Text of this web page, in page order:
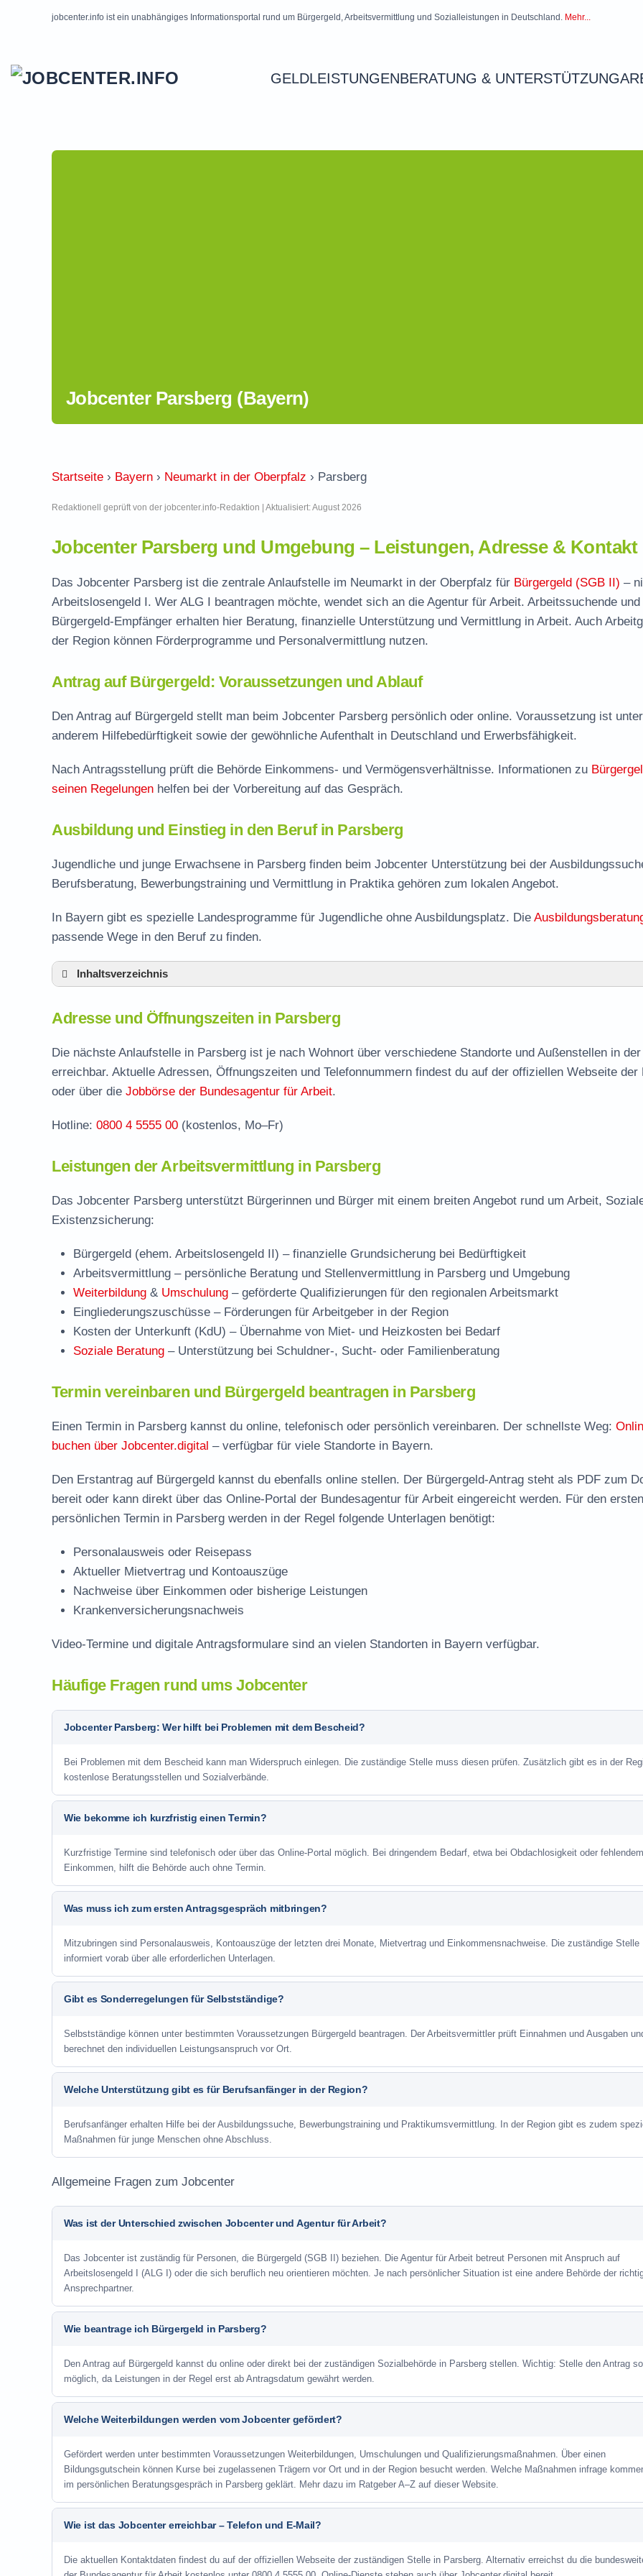
jobcenter.info ist ein unabhängiges Informationsportal rund um Bürgergeld, Arbeitsvermittlung und Sozialleistungen in Deutschland. Mehr...
GELDLEISTUNGENBERATUNG & UNTERSTÜTZUNG
Jobcenter Parsberg (Bayern)
Startseite › Bayern › Neumarkt in der Oberpfalz › Parsberg
Redaktionell geprüft von der jobcenter.info-Redaktion | Aktualisiert: August 2026
Jobcenter Parsberg und Umgebung – Leistungen, Adresse & Kontakt
Das Jobcenter Parsberg ist die zentrale Anlaufstelle im Neumarkt in der Oberpfalz für Bürgergeld (SGB II) –
Arbeitslosengeld I. Wer ALG I beantragen möchte, wendet sich an die Agentur für Arbeit. Arbeitssuchende und
Bürgergeld-Empfänger erhalten hier Beratung, finanzielle Unterstützung und Vermittlung in Arbeit. Auch
der Region können Förderprogramme und Personalvermittlung nutzen.
Antrag auf Bürgergeld: Voraussetzungen und Ablauf
Den Antrag auf Bürgergeld stellt man beim Jobcenter Parsberg persönlich oder online. Voraussetzung ist unter
anderem Hilfebedürftigkeit sowie der gewöhnliche Aufenthalt in Deutschland und Erwerbsfähigkeit.
Nach Antragsstellung prüft die Behörde Einkommens- und Vermögensverhältnisse. Informationen zu
seinen Regelungen helfen bei der Vorbereitung auf das Gespräch.
Ausbildung und Einstieg in den Beruf in Parsberg
Jugendliche und junge Erwachsene in Parsberg finden beim Jobcenter Unterstützung bei der
Berufsberatung, Bewerbungstraining und Vermittlung in Praktika gehören zum lokalen Angebot.
In Bayern gibt es spezielle Landesprogramme für Jugendliche ohne Ausbildungsplatz. Die
passende Wege in den Beruf zu finden.
Inhaltsverzeichnis
Leistungen der Arbeitsvermittlung in Parsberg
Termin vereinbaren und Bürgergeld beantragen
Jobcenter Neumarkt in der Oberpfalz – zuständige Stelle
Stellenangebote und Jobbörse in Parsberg
Häufige Fragen rund ums Jobcenter
Adresse und Öffnungszeiten in Parsberg
Die nächste Anlaufstelle in Parsberg ist je nach Wohnort über verschiedene Standorte und Außenstellen in
erreichbar. Aktuelle Adressen, Öffnungszeiten und Telefonnummern findest du auf der offiziellen Webseite der
oder über die Jobbörse der Bundesagentur für Arbeit.
Hotline: 0800 4 5555 00 (kostenlos, Mo–Fr)
Leistungen der Arbeitsvermittlung in Parsberg
Das Jobcenter Parsberg unterstützt Bürgerinnen und Bürger mit einem breiten Angebot rund um Arbeit,
Existenzsicherung:
Bürgergeld (ehem. Arbeitslosengeld II) – finanzielle Grundsicherung bei Bedürftigkeit
Arbeitsvermittlung – persönliche Beratung und Stellenvermittlung in Parsberg und Umgebung
Weiterbildung & Umschulung – geförderte Qualifizierungen für den regionalen Arbeitsmarkt
Eingliederungszuschüsse – Förderungen für Arbeitgeber in der Region
Kosten der Unterkunft (KdU) – Übernahme von Miet- und Heizkosten bei Bedarf
Soziale Beratung – Unterstützung bei Schuldner-, Sucht- oder Familienberatung
Termin vereinbaren und Bürgergeld beantragen in Parsberg
Einen Termin in Parsberg kannst du online, telefonisch oder persönlich vereinbaren. Der schnellste Weg:
buchen über Jobcenter.digital – verfügbar für viele Standorte in Bayern.
Den Erstantrag auf Bürgergeld kannst du ebenfalls online stellen. Der Bürgergeld-Antrag steht als PDF zum
bereit oder kann direkt über das Online-Portal der Bundesagentur für Arbeit eingereicht werden. Für den ersten
persönlichen Termin in Parsberg werden in der Regel folgende Unterlagen benötigt:
Personalausweis oder Reisepass
Aktueller Mietvertrag und Kontoauszüge
Nachweise über Einkommen oder bisherige Leistungen
Krankenversicherungsnachweis
Video-Termine und digitale Antragsformulare sind an vielen Standorten in Bayern verfügbar.
Häufige Fragen rund ums Jobcenter
Jobcenter Parsberg: Wer hilft bei Problemen mit dem Bescheid?
Bei Problemen mit dem Bescheid kann man Widerspruch einlegen. Die zuständige Stelle muss diesen prüfen. Zusätzlich gibt es in der
kostenlose Beratungsstellen und Sozialverbände.
Wie bekomme ich kurzfristig einen Termin?
Kurzfristige Termine sind telefonisch oder über das Online-Portal möglich. Bei dringendem Bedarf, etwa bei Obdachlosigkeit oder fehlendem
Einkommen, hilft die Behörde auch ohne Termin.
Was muss ich zum ersten Antragsgespräch mitbringen?
Mitzubringen sind Personalausweis, Kontoauszüge der letzten drei Monate, Mietvertrag und Einkommensnachweise. Die zuständige Stelle
informiert vorab über alle erforderlichen Unterlagen.
Gibt es Sonderregelungen für Selbstständige?
Selbstständige können unter bestimmten Voraussetzungen Bürgergeld beantragen. Der Arbeitsvermittler prüft Einnahmen und Ausgaben
berechnet den individuellen Leistungsanspruch vor Ort.
Welche Unterstützung gibt es für Berufsanfänger in der Region?
Berufsanfänger erhalten Hilfe bei der Ausbildungssuche, Bewerbungstraining und Praktikumsvermittlung. In der Region gibt es zudem
Maßnahmen für junge Menschen ohne Abschluss.
Allgemeine Fragen zum Jobcenter
Was ist der Unterschied zwischen Jobcenter und Agentur für Arbeit?
Das Jobcenter ist zuständig für Personen, die Bürgergeld (SGB II) beziehen. Die Agentur für Arbeit betreut Personen mit Anspruch auf
Arbeitslosengeld I (ALG I) oder die sich beruflich neu orientieren möchten. Je nach persönlicher Situation ist eine andere Behörde der
Ansprechpartner.
Wie beantrage ich Bürgergeld in Parsberg?
Den Antrag auf Bürgergeld kannst du online oder direkt bei der zuständigen Sozialbehörde in Parsberg stellen. Wichtig: Stelle den Antrag
möglich, da Leistungen in der Regel erst ab Antragsdatum gewährt werden.
Welche Weiterbildungen werden vom Jobcenter gefördert?
Gefördert werden unter bestimmten Voraussetzungen Weiterbildungen, Umschulungen und Qualifizierungsmaßnahmen. Über einen
Bildungsgutschein können Kurse bei zugelassenen Trägern vor Ort und in der Region besucht werden. Welche Maßnahmen infrage
im persönlichen Beratungsgespräch in Parsberg geklärt. Mehr dazu im Ratgeber A–Z auf dieser Website.
Wie ist das Jobcenter erreichbar – Telefon und E-Mail?
Die aktuellen Kontaktdaten findest du auf der offiziellen Webseite der zuständigen Stelle in Parsberg. Alternativ erreichst du die